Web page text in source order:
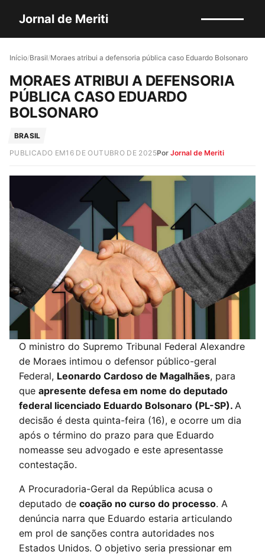
Jornal de Meriti
Início/Brasil/Moraes atribui a defensoria pública caso Eduardo Bolsonaro
MORAES ATRIBUI A DEFENSORIA
PÚBLICA CASO EDUARDO
BOLSONARO
BRASIL
PUBLICADO EM16 DE OUTUBRO DE 2025Por Jornal de Meriti
O ministro do Supremo Tribunal Federal Alexandre
de Moraes intimou o defensor público-geral
Federal, Leonardo Cardoso de Magalhães, para
que apresente defesa em nome do deputado
federal licenciado Eduardo Bolsonaro (PL-SP). A
decisão é desta quinta-feira (16), e ocorre um dia
após o término do prazo para que Eduardo
nomeasse seu advogado e este apresentasse
contestação.
A Procuradoria-Geral da República acusa o
deputado de coação no curso do processo. A
denúncia narra que Eduardo estaria articulando
em prol de sanções contra autoridades nos
Estados Unidos. O objetivo seria pressionar em